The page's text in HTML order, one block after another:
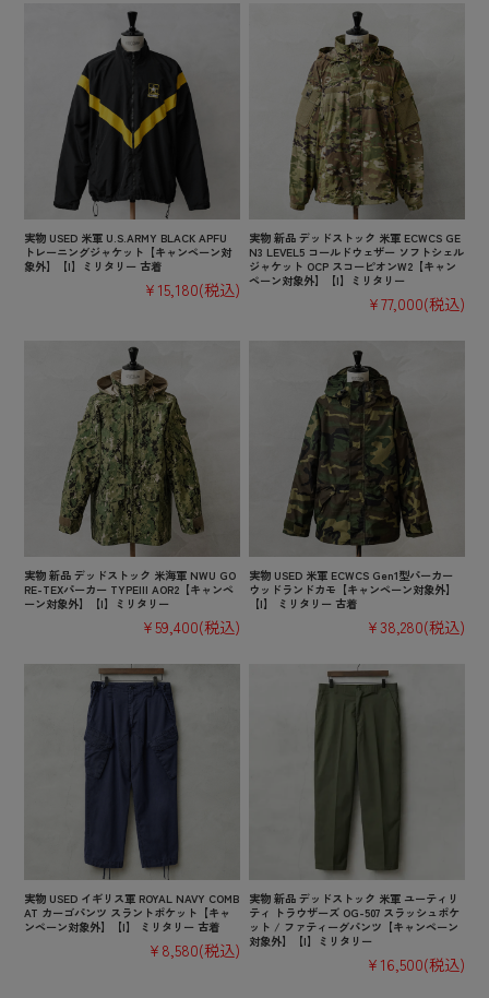
実物 USED 米軍 U.S.ARMY BLACK APFU
トレーニングジャケット【キャンペーン対
象外】【I】ミリタリー 古着
¥15,180(税込)
実物 新品 デッドストック 米軍 ECWCS GE
N3 LEVEL5 コールドウェザー ソフトシェル
ジャケット OCP スコーピオンW2【キャン
ペーン対象外】【I】ミリタリー
¥77,000(税込)
実物 新品 デッドストック 米海軍 NWU GO
RE-TEXパーカー TYPEIII AOR2【キャンペ
ーン対象外】【I】ミリタリー
¥59,400(税込)
実物 USED 米軍 ECWCS Gen1型パーカー
ウッドランドカモ【キャンペーン対象外】
【I】 ミリタリー 古着
¥38,280(税込)
実物 USED イギリス軍 ROYAL NAVY COMB
AT カーゴパンツ スラントポケット【キャ
ンペーン対象外】【I】 ミリタリー 古着
¥8,580(税込)
実物 新品 デッドストック 米軍 ユーティリ
ティ トラウザーズ OG-507 スラッシュポケ
ット / ファティーグパンツ【キャンペーン
対象外】【I】ミリタリー
¥16,500(税込)